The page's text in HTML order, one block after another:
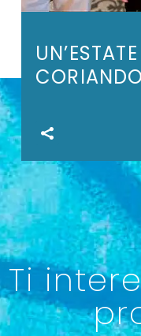
Ti